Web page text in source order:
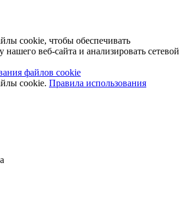
cookie, чтобы обеспечивать
нашего веб-сайта и анализировать сетевой
файлов cookie
cookie. Правила использования